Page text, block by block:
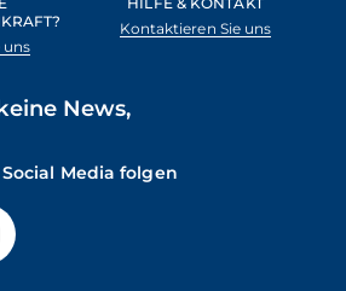
uns
Kontaktieren Sie uns
News,
Media folgen